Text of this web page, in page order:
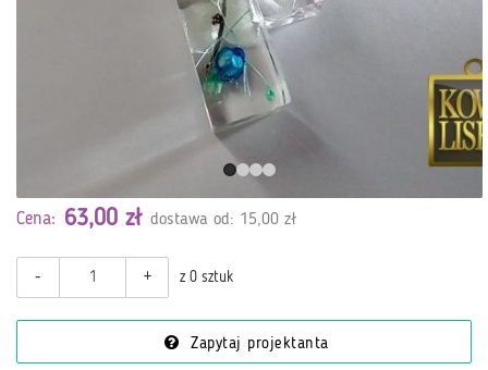
Cena: 63,00 zł dostawa od: 15,00 zł
- + z 0 sztuk
Zapytaj projektanta